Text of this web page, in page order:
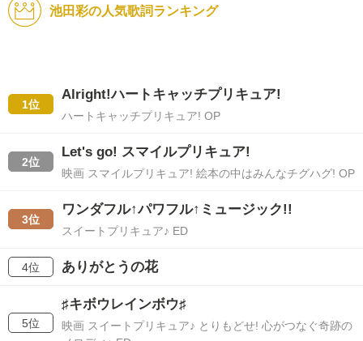
池田彩の人気歌詞ランキング
1位
Alright!ハートキャッチプリキュア!
ハートキャッチプリキュア! OP
2位
Let's go! スマイルプリキュア!
映画 スマイルプリキュア! 絵本の中はみんなチグハグ! OP
3位
ワンダフル↑パワフル↑ミュージック!!
スイートプリキュア♪ ED
4位 ありがとうの花
5位
♯キボウレインボウ♯
映画 スイートプリキュア♪ とりもどせ! 心がつなぐ奇跡の